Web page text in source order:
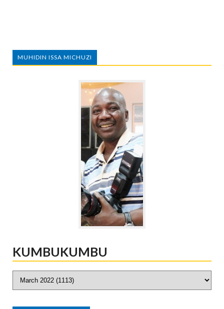
MUHIDIN ISSA MICHUZI
KUMBUKUMBU